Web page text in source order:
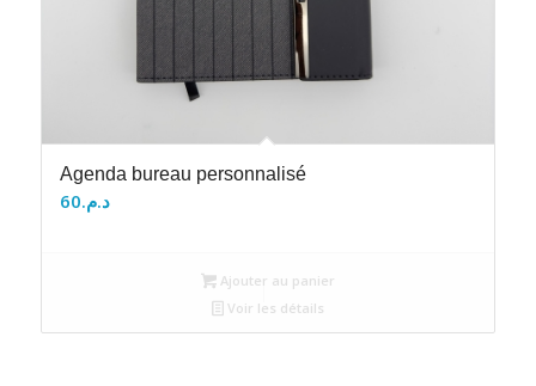
Agenda bureau personnalisé
د.م.60
Ajouter au panier
Voir les détails